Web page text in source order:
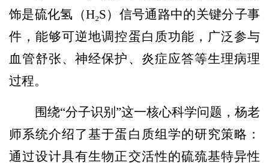
饰是硫化氢（H₂S）信号通路中的关键分子事
件，能够可逆地调控蛋白质功能，广泛参与
血管舒张、神经保护、炎症应答等生理病理
过程。
围绕“分子识别 ”这一核心科学问题，杨老
师系统介绍了基于蛋白质组学的研究策略：
通过设计具有生物正交活性的硫巯基特异性